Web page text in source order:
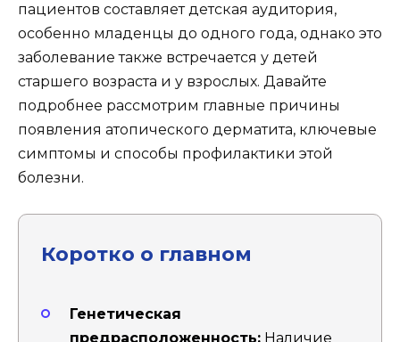
пациентов составляет детская аудитория,
особенно младенцы до одного года, однако это
заболевание также встречается у детей
старшего возраста и у взрослых. Давайте
подробнее рассмотрим главные причины
появления атопического дерматита, ключевые
симптомы и способы профилактики этой
болезни.
Коротко о главном
Генетическая
предрасположенность: Наличие